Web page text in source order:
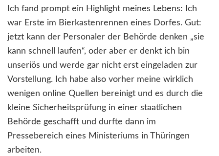
Ich fand prompt ein Highlight meines Lebens: Ich
war Erste im Bierkastenrennen eines Dorfes. Gut:
jetzt kann der Personaler der Behörde denken „sie
kann schnell laufen“, oder aber er denkt ich bin
unseriös und werde gar nicht erst eingeladen zur
Vorstellung. Ich habe also vorher meine wirklich
wenigen online Quellen bereinigt und es durch die
kleine Sicherheitsprüfung in einer staatlichen
Behörde geschafft und durfte dann im
Pressebereich eines Ministeriums in Thüringen
arbeiten.